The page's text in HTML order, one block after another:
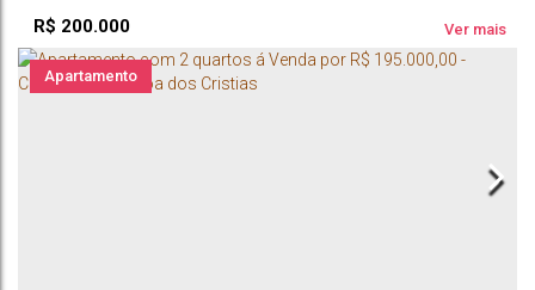
R$ 200.000 Ver mais
Apartamento